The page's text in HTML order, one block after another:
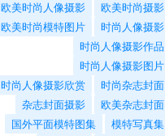
欧美时尚人像摄影
欧美时尚摄影
欧美时尚模特图片
时尚人像摄影
时尚人像摄影作品
时尚人像摄影图片
时尚人像摄影欣赏
时尚杂志封面
杂志封面摄影
欧美杂志封面
国外平面模特图集
模特写真集